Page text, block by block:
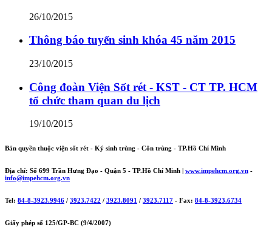
26/10/2015
Thông báo tuyển sinh khóa 45 năm 2015
23/10/2015
Công đoàn Viện Sốt rét - KST - CT TP. HCM
tổ chức tham quan du lịch
19/10/2015
Bản quyền thuộc viện sốt rét - Ký sinh trùng - Côn trùng - TP.Hồ Chí Minh
Địa chỉ: Số 699 Trần Hưng Đạo - Quận 5 - TP.Hồ Chí Minh | www.impehcm.org.vn -
info@impehcm.org.vn
Tel: 84-8-3923.9946 / 3923.7422 / 3923.8091 / 3923.7117 - Fax: 84-8-3923.6734
Giấy phép số 125/GP-BC (9/4/2007)